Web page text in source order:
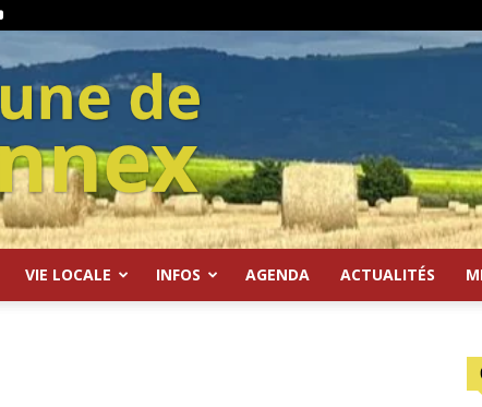
VIE LOCALE INFOS AGENDA ACTUALITÉS